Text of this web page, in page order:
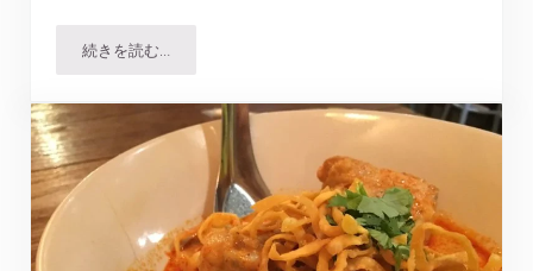
続きを読む…Saxophone｜プロ級の音楽をライブで楽しむ老舗ジャズ